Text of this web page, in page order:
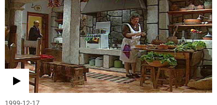
1999-12-17